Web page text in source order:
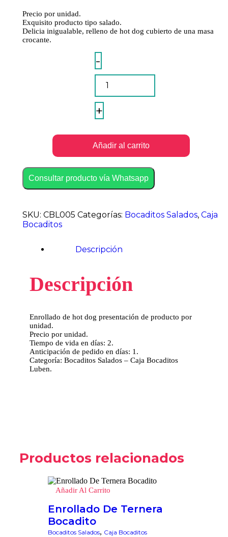
Precio por unidad.
Exquisito producto tipo salado.
Delicia inigualable, relleno de hot dog cubierto de una masa
crocante.
Enrollado
De
Hot
Dog
quantity
-
+
Añadir al carrito
Consultar producto vía Whatsapp
SKU: CBL005 Categorías: Bocaditos Salados, Caja
Bocaditos
Descripción
Descripción
Enrollado de hot dog presentación de producto por
unidad.
Precio por unidad.
Tiempo de vida en días: 2.
Anticipación de pedido en días: 1.
Categoría: Bocaditos Salados – Caja Bocaditos
Luben.
Productos relacionados
Añadir Al Carrito
Enrollado De Ternera
Bocadito
Bocaditos Salados, Caja Bocaditos